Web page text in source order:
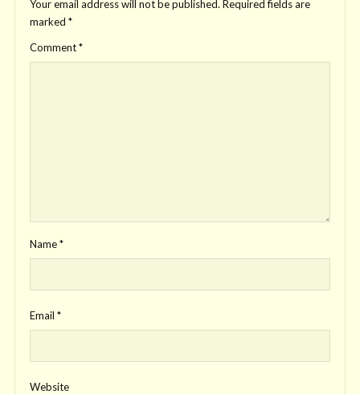
Your email address will not be published. Required fields are
marked *
Comment*
Name*
Email *
Website